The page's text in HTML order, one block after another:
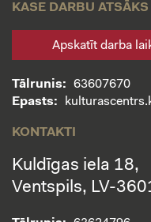
KASE DARBU
Apskatīt darba
Tālrunis:
63607670
Epasts:
KONTAKTI
Kuldīgas iela 18,
Ventspils, LV-